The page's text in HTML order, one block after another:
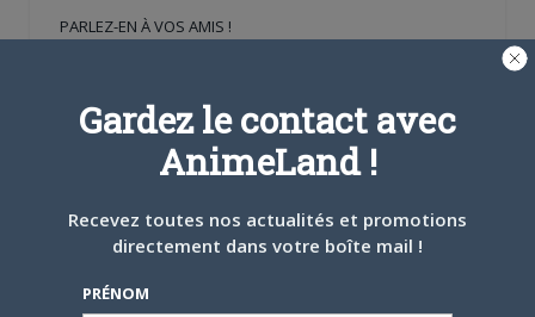
fenêtre) fenêtre) nouvelle
fenêtre)
PARLEZ-EN À VOS AMIS !
Tumblr
Email
A PROPOS DE L'AUTEUR
CAMI-SAMA
Gardez le contact avec
AnimeLand !
Recevez toutes nos actualités et promotions
directement dans votre boîte mail !
PRÉNOM